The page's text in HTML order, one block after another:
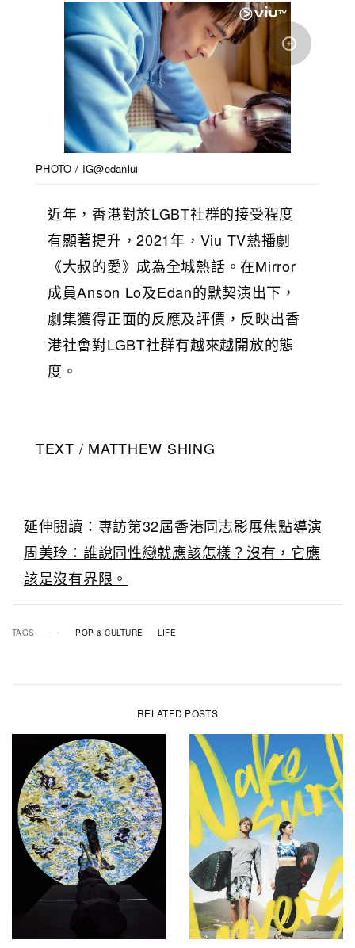
PHOTO / IG@edanlui
近年，香港對於LGBT社群的接受程度
有顯著提升，2021年，Viu TV熱播劇
《大叔的愛》成為全城熱話。在Mirror
成員Anson Lo及Edan的默契演出下，
劇集獲得正面的反應及評價，反映出香
港社會對LGBT社群有越來越開放的態
度。
TEXT / MATTHEW SHING
延伸閱讀： 專訪第32屆香港同志影展焦點導演
周美玲：誰說同性戀就應該怎樣？沒有，它應
該是沒有界限。
TAGS POP & CULTURE LIFE
RELATED POSTS